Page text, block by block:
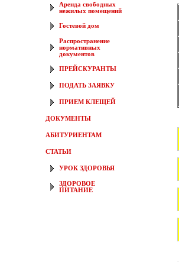
Аренда свободных
нежилых помещений
Гостевой дом
Распространение
нормативных
документов
ПРЕЙСКУРАНТЫ
ПОДАТЬ ЗАЯВКУ
ПРИЕМ КЛЕЩЕЙ
ДОКУМЕНТЫ
АБИТУРИЕНТАМ
СТАТЬИ
УРОК ЗДОРОВЬЯ
ЗДОРОВОЕ
ПИТАНИЕ